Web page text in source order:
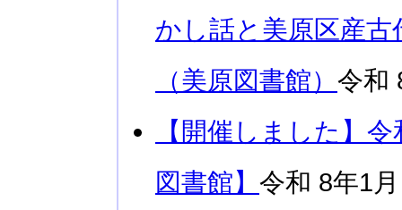
かし話と美原区産
（美原図書館） 令和
【開催しました】
図書館】 令和 8年1月